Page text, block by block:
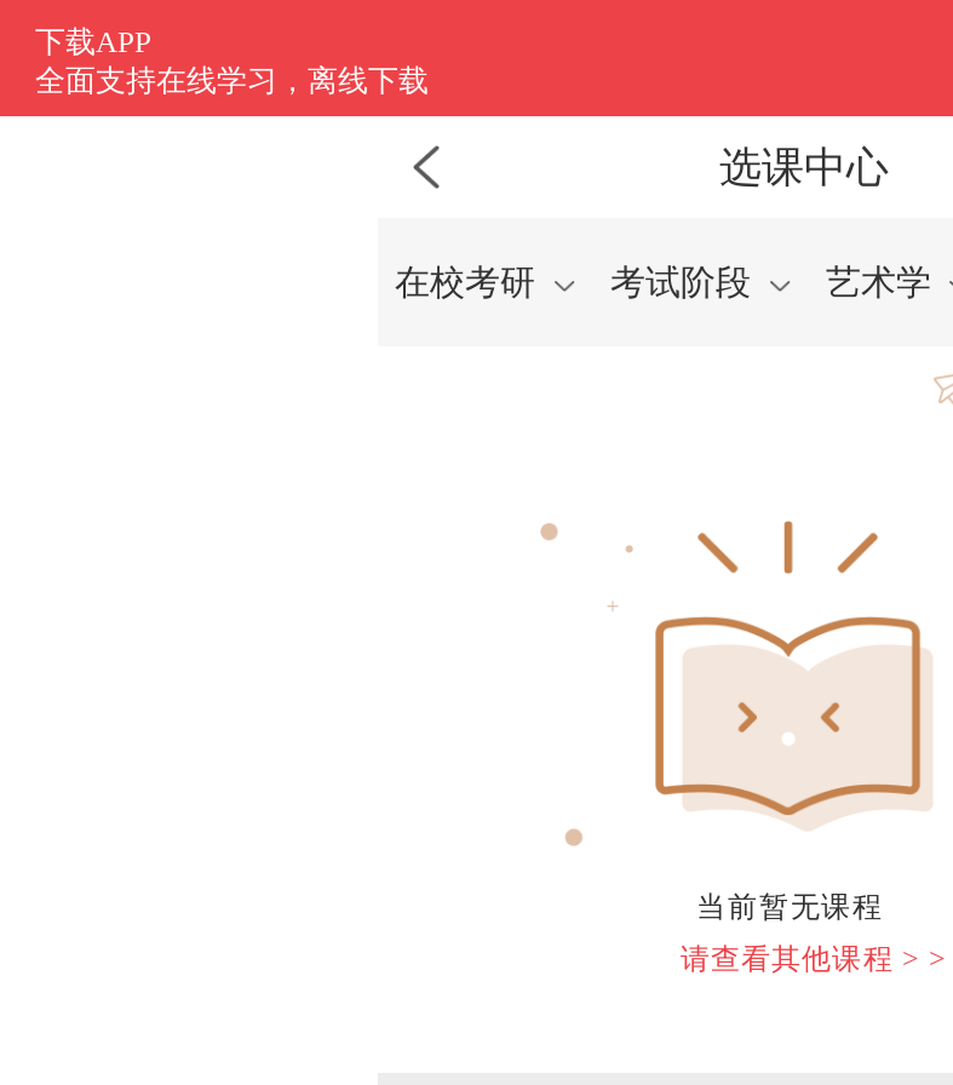
在校考研 考试阶段 艺术学
当前暂无课程
请查看其他课程 > >
下载APP
全面支持在线学习，离线下载
选课中心